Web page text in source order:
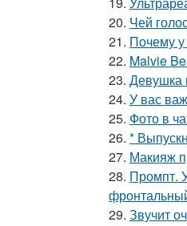
20. Чей
21. Почему
22. Malvie
23. Девушка
24. У вас
25. Фото в
26. *
27. Макияж
28. Промпт.
29. Звучит